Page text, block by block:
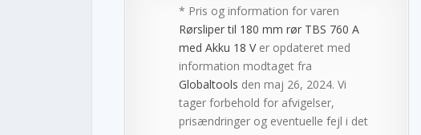
* Pris og information for varen
Rørsliper til 180 mm rør TBS 760 A
med Akku 18 Ver opdateret med
information modtaget fra
Globaltools den maj 26, 2024. Vi
tager forbehold for afvigelser,
prisændringer og eventuelle fejl i det